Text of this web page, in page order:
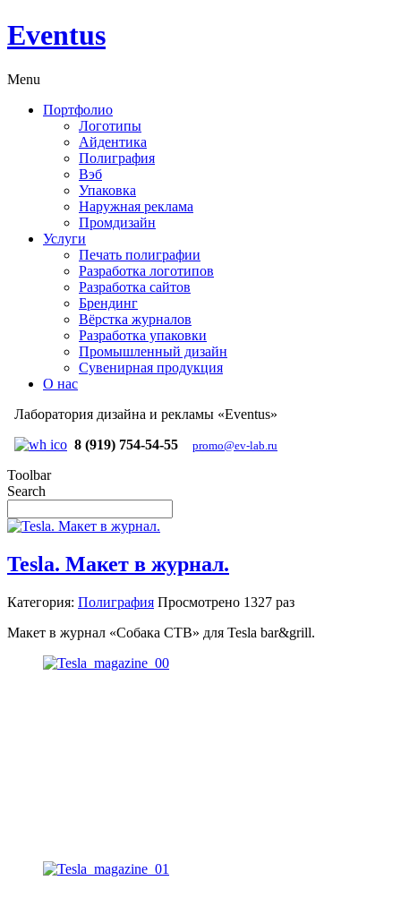
Eventus
Menu
Портфолио
Логотипы
Айдентика
Полиграфия
Вэб
Упаковка
Наружная реклама
Промдизайн
Услуги
Печать полиграфии
Разработка логотипов
Разработка сайтов
Брендинг
Вёрстка журналов
Разработка упаковки
Промышленный дизайн
Сувенирная продукция
О нас
Лаборатория дизайна и рекламы «Eventus»
8 (919) 754-54-55
promo@ev-lab.ru
Toolbar
Search
Tesla. Макет в журнал.
Категория: Полиграфия Просмотрено 1327 раз
Макет в журнал «Собака СТВ» для Tesla bar&grill.